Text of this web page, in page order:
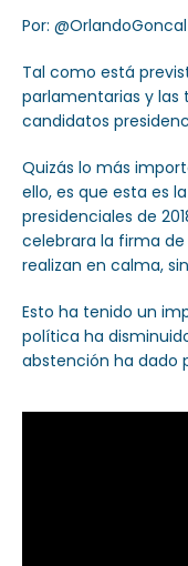
Por: @OrlandoGoncal
Tal como está
parlamentarias y las
candidatos
Quizás lo más
ello, es que esta es
presidenciales de
celebrara la firma de
realizan en calma,
Esto ha tenido un
política ha
abstención ha dado